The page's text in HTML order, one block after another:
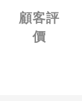
顧客評
價